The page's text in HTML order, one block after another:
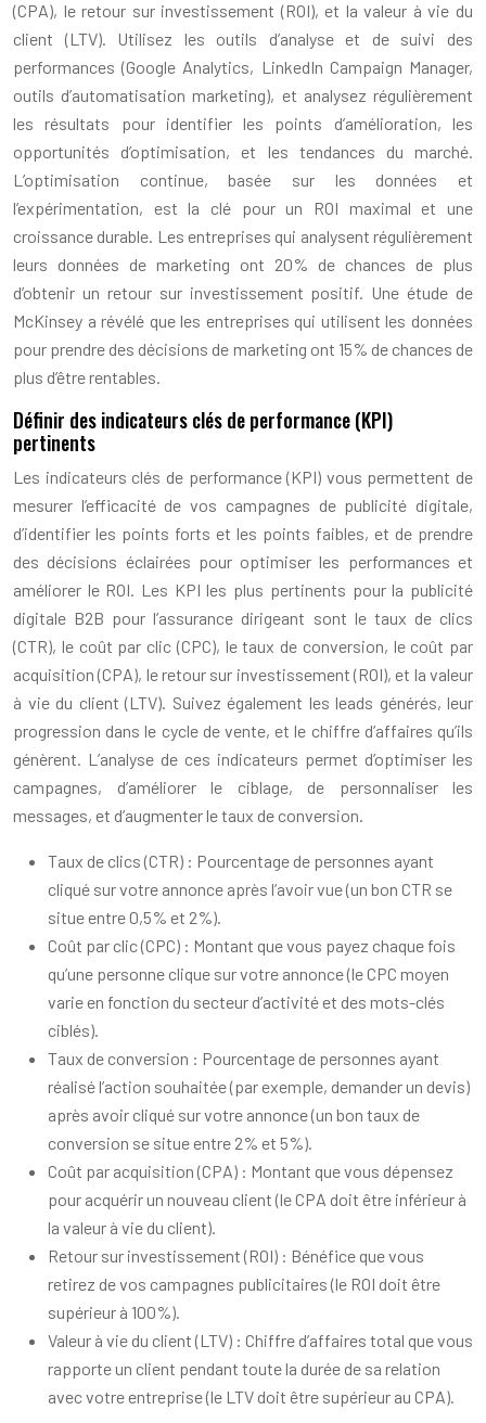
(CPA), le retour sur investissement (ROI), et la valeur à vie du
client (LTV). Utilisez les outils d’analyse et de suivi des
performances (Google Analytics, LinkedIn Campaign Manager,
outils d’automatisation marketing), et analysez régulièrement
les résultats pour identifier les points d’amélioration, les
opportunités d’optimisation, et les tendances du marché.
L’optimisation continue, basée sur les données et
l’expérimentation, est la clé pour un ROI maximal et une
croissance durable. Les entreprises qui analysent régulièrement
leurs données de marketing ont 20% de chances de plus
d’obtenir un retour sur investissement positif. Une étude de
McKinsey a révélé que les entreprises qui utilisent les données
pour prendre des décisions de marketing ont 15% de chances de
plus d’être rentables.
Définir des indicateurs clés de performance (KPI)
pertinents
Les indicateurs clés de performance (KPI) vous permettent de
mesurer l’efficacité de vos campagnes de publicité digitale,
d’identifier les points forts et les points faibles, et de prendre
des décisions éclairées pour optimiser les performances et
améliorer le ROI. Les KPI les plus pertinents pour la publicité
digitale B2B pour l’assurance dirigeant sont le taux de clics
(CTR), le coût par clic (CPC), le taux de conversion, le coût par
acquisition (CPA), le retour sur investissement (ROI), et la valeur
à vie du client (LTV). Suivez également les leads générés, leur
progression dans le cycle de vente, et le chiffre d’affaires qu’ils
génèrent. L’analyse de ces indicateurs permet d’optimiser les
campagnes, d’améliorer le ciblage, de personnaliser les
messages, et d’augmenter le taux de conversion.
Taux de clics (CTR) : Pourcentage de personnes ayant
cliqué sur votre annonce après l’avoir vue (un bon CTR se
situe entre 0,5% et 2%).
Coût par clic (CPC) : Montant que vous payez chaque fois
qu’une personne clique sur votre annonce (le CPC moyen
varie en fonction du secteur d’activité et des mots-clés
ciblés).
Taux de conversion : Pourcentage de personnes ayant
réalisé l’action souhaitée (par exemple, demander un devis)
après avoir cliqué sur votre annonce (un bon taux de
conversion se situe entre 2% et 5%).
Coût par acquisition (CPA) : Montant que vous dépensez
pour acquérir un nouveau client (le CPA doit être inférieur à
la valeur à vie du client).
Retour sur investissement (ROI) : Bénéfice que vous
retirez de vos campagnes publicitaires (le ROI doit être
supérieur à 100%).
Valeur à vie du client (LTV) : Chiffre d’affaires total que vous
rapporte un client pendant toute la durée de sa relation
avec votre entreprise (le LTV doit être supérieur au CPA).